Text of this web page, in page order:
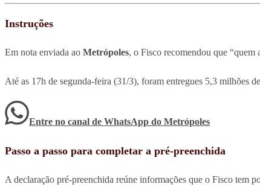
Instruções
Em nota enviada ao Metrópoles, o Fisco recomendou que “quem
Até as 17h de segunda-feira (31/3), foram entregues 5,3 milhões
Entre no canal de WhatsApp do Metrópoles
Passo a passo para completar a pré-preenchida
A declaração pré-preenchida reúne informações que o Fisco tem